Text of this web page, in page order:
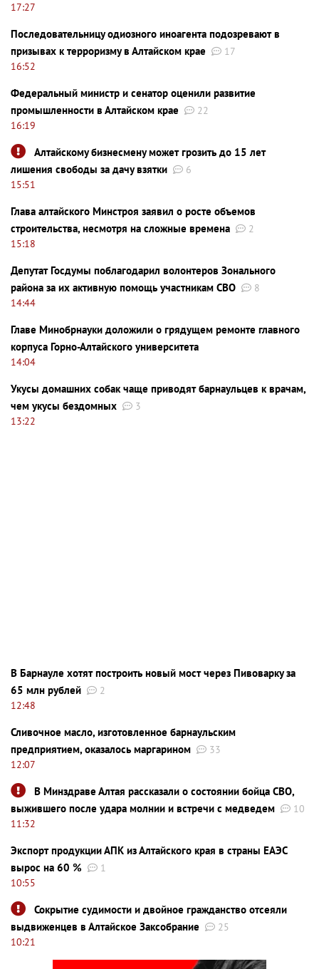
17:27
Последовательницу одиозного иноагента подозревают в
призывах к терроризму в Алтайском крае
17
16:52
Федеральный министр и сенатор оценили развитие
промышленности в Алтайском крае
22
16:19
Алтайскому бизнесмену может грозить до 15 лет
лишения свободы за дачу взятки
6
15:51
Глава алтайского Минстроя заявил о росте объемов
строительства, несмотря на сложные времена
2
15:18
Депутат Госдумы поблагодарил волонтеров Зонального
района за их активную помощь участникам СВО
8
14:44
Главе Минобрнауки доложили о грядущем ремонте главного
корпуса Горно-Алтайского университета
14:04
Укусы домашних собак чаще приводят барнаульцев к врачам,
чем укусы бездомных
3
13:22
В Барнауле хотят построить новый мост через Пивоварку за
65 млн рублей
2
12:48
Сливочное масло, изготовленное барнаульским
предприятием, оказалось маргарином
33
12:07
В Минздраве Алтая рассказали о состоянии бойца СВО,
выжившего после удара молнии и встречи с медведем
10
11:32
Экспорт продукции АПК из Алтайского края в страны ЕАЭС
вырос на 60 %
1
10:55
Сокрытие судимости и двойное гражданство отсеяли
выдвиженцев в Алтайское Заксобрание
25
10:21